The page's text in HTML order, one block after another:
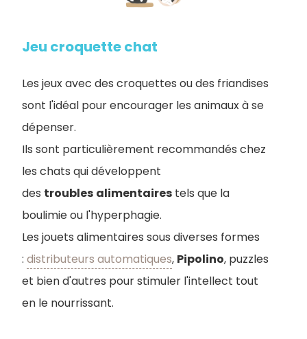
Jeu croquette chat
Les jeux avec des croquettes ou des friandises
sont l'idéal pour encourager les animaux à se
dépenser.
Ils sont particulièrement recommandés chez
les chats qui développent
des troubles alimentaires tels que la
boulimie ou l'hyperphagie.
Les jouets alimentaires sous diverses formes
: distributeurs automatiques, Pipolino, puzzles
et bien d'autres pour stimuler l'intellect tout
en le nourrissant.